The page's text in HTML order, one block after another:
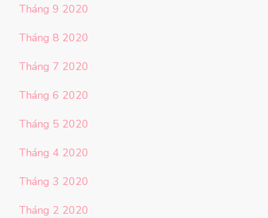
Tháng 9 2020
Tháng 8 2020
Tháng 7 2020
Tháng 6 2020
Tháng 5 2020
Tháng 4 2020
Tháng 3 2020
Tháng 2 2020